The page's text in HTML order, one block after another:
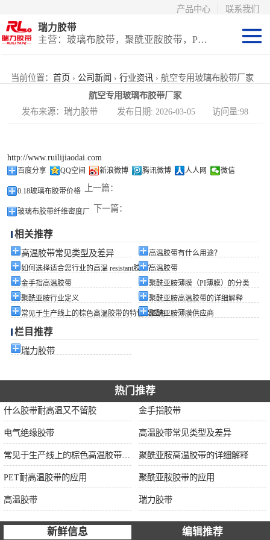
联系我们
产品中心
瑞力胶带
主营：玻璃布胶带，聚酰亚胺胶带，PET高温胶带，耐高温保护膜
当前位置： 首页 › 公司新闻 › 行业资讯 › 航空专用玻璃布胶带厂家
航空专用玻璃布胶带厂家
发布来源：瑞力胶带 发布日期: 2026-03-05 访问量:98
http://www.ruilijiaodai.com
百度分享 QQ空间 新浪微博 腾讯微博 人人网 微信
上一篇：
0.18玻璃布胶带价格
下一篇：
玻璃布胶带纤维密度厂
相关推荐
高温胶带常见类型及差异
高温胶带有什么用途？
如何选择适合您行业的高温 resistant胶带？高温胶带
金手指高温胶带
聚酰亚胺薄膜（PI薄膜）的分类
聚酰亚胺行业定义
聚酰亚胺高温胶带的详细解释
常见于生产线上的棕色高温胶带的特性及应用聚酰亚胺薄膜供应商
栏目推荐
瑞力胶带
热门推荐
什么胶带耐高温又不留胶 金手指胶带
电气绝缘胶带 高温胶带常见类型及差异
聚酰亚胺高温胶带的详细解释
PET耐高温胶带的应用 聚酰亚胺胶带的应用
高温胶带 瑞力胶带
新鲜信息 编辑推荐
聚酰亚胺系列
玻璃布胶带（特
（保护膜）
等离子热喷涂胶
带
防火陶瓷化硅胶
带